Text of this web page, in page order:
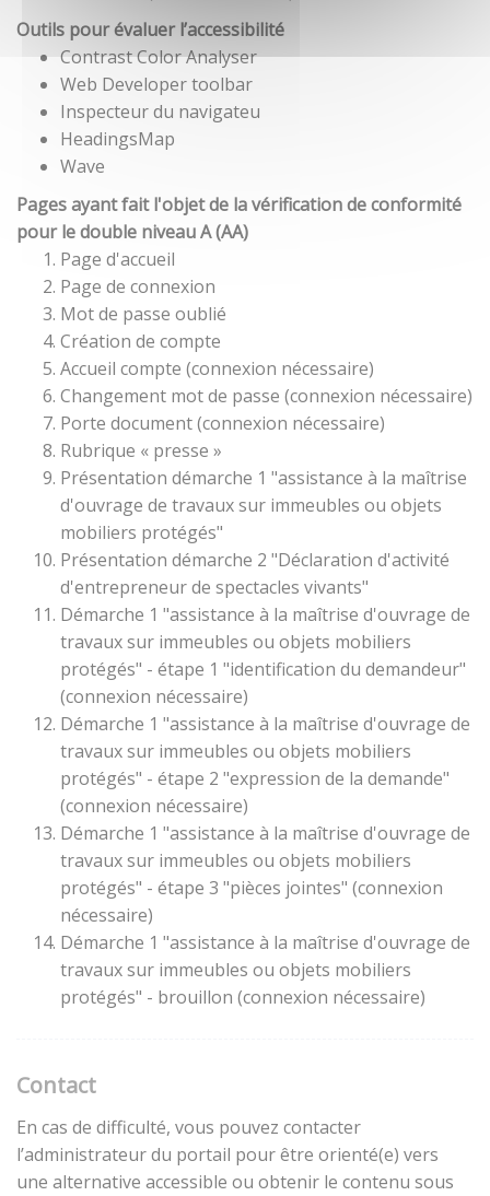
Outils pour évaluer l’accessibilité
Contrast Color Analyser
Web Developer toolbar
Inspecteur du navigateu
HeadingsMap
Wave
Pages ayant fait l'objet de la vérification de conformité
pour le double niveau A (AA)
Page d'accueil
Page de connexion
Mot de passe oublié
Création de compte
Accueil compte (connexion nécessaire)
Changement mot de passe (connexion nécessaire)
Porte document (connexion nécessaire)
Rubrique « presse »
Présentation démarche 1 "assistance à la maîtrise
d'ouvrage de travaux sur immeubles ou objets
mobiliers protégés"
Présentation démarche 2 "Déclaration d'activité
d'entrepreneur de spectacles vivants"
Démarche 1 "assistance à la maîtrise d'ouvrage de
travaux sur immeubles ou objets mobiliers
protégés" - étape 1 "identification du demandeur"
(connexion nécessaire)
Démarche 1 "assistance à la maîtrise d'ouvrage de
travaux sur immeubles ou objets mobiliers
protégés" - étape 2 "expression de la demande"
(connexion nécessaire)
Démarche 1 "assistance à la maîtrise d'ouvrage de
travaux sur immeubles ou objets mobiliers
protégés" - étape 3 "pièces jointes" (connexion
nécessaire)
Démarche 1 "assistance à la maîtrise d'ouvrage de
travaux sur immeubles ou objets mobiliers
protégés" - brouillon (connexion nécessaire)
Contact
En cas de difficulté, vous pouvez contacter
l’administrateur du portail pour être orienté(e) vers
une alternative accessible ou obtenir le contenu sous